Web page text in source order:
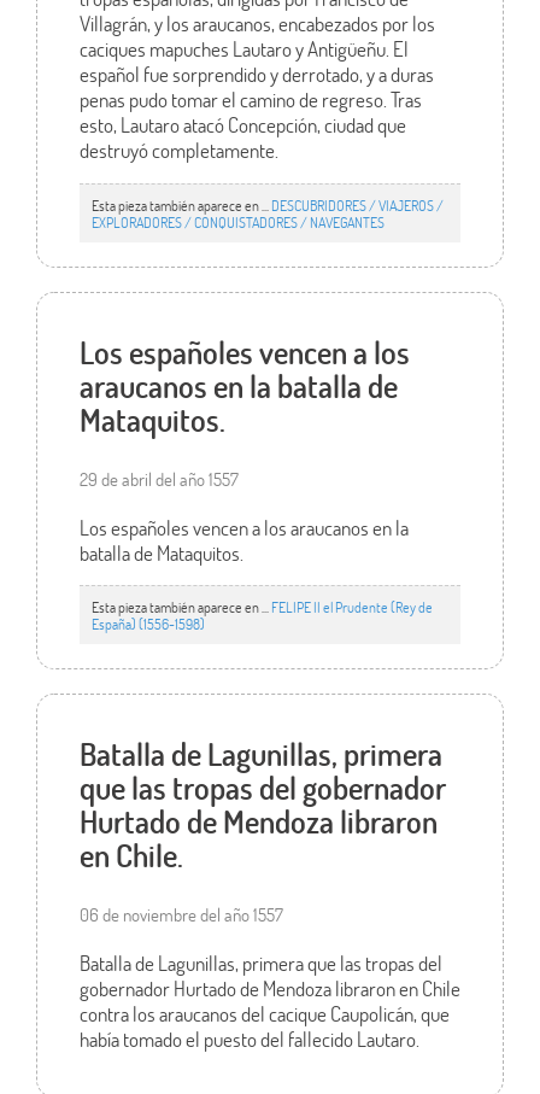
Villagrán, y los araucanos, encabezados por los
caciques mapuches Lautaro y Antigüeñu. El
español fue sorprendido y derrotado, y a duras
penas pudo tomar el camino de regreso. Tras
esto, Lautaro atacó Concepción, ciudad que
destruyó completamente.
Esta pieza también aparece en ... DESCUBRIDORES / VIAJEROS /
EXPLORADORES / CONQUISTADORES / NAVEGANTES
Los españoles vencen a los
araucanos en la batalla de
Mataquitos.
29 de abril del año 1557
Los españoles vencen a los araucanos en la
batalla de Mataquitos.
Esta pieza también aparece en ... FELIPE II el Prudente (Rey de
España) (1556-1598)
Batalla de Lagunillas, primera
que las tropas del gobernador
Hurtado de Mendoza libraron
en Chile.
06 de noviembre del año 1557
Batalla de Lagunillas, primera que las tropas del
gobernador Hurtado de Mendoza libraron en Chile
contra los araucanos del cacique Caupolicán, que
había tomado el puesto del fallecido Lautaro.